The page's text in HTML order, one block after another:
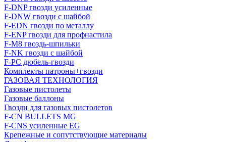
F-DNP гвозди усиленные
F-DNW гвозди с шайбой
F-EDN гвозди по металлу
F-ENP гвозди для профнастила
F-M8 гвоздь-шпильки
F-NK гвозди с шайбой
F-PC дюбель-гвозди
Комплекты патроны+гвозди
ГАЗОВАЯ ТЕХНОЛОГИЯ
Газовые пистолеты
Газовые баллоны
Гвозди для газовых пистолетов
F-CN BULLETS MG
F-CNS усиленные EG
Крепежные и сопутствующие материалы